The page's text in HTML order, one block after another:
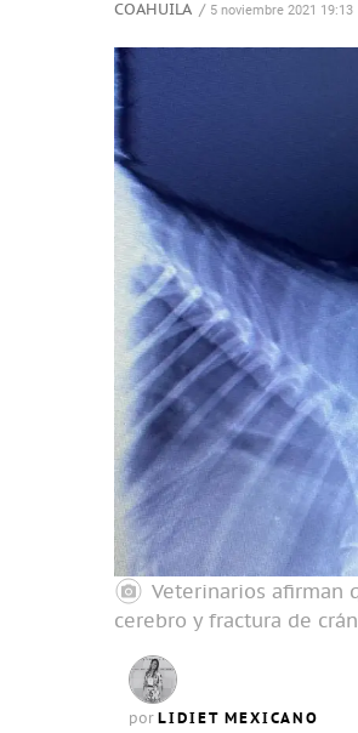
COAHUILA / 5 noviembre 2021 19:13
Veterinarios afirman
cerebro y fractura de
por LIDIET MEXICANO